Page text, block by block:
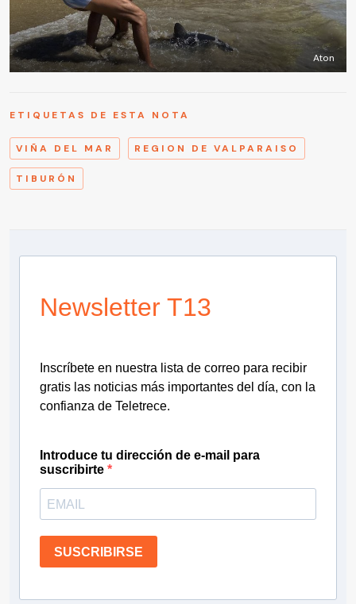
Aton
ETIQUETAS DE ESTA NOTA
VIÑA DEL MAR REGION DE VALPARAISO
TIBURÓN
Newsletter T13
Inscríbete en nuestra lista de correo para recibir
gratis las noticias más importantes del día, con la
confianza de Teletrece.
Introduce tu dirección de e-mail para
suscribirte
SUSCRIBIRSE